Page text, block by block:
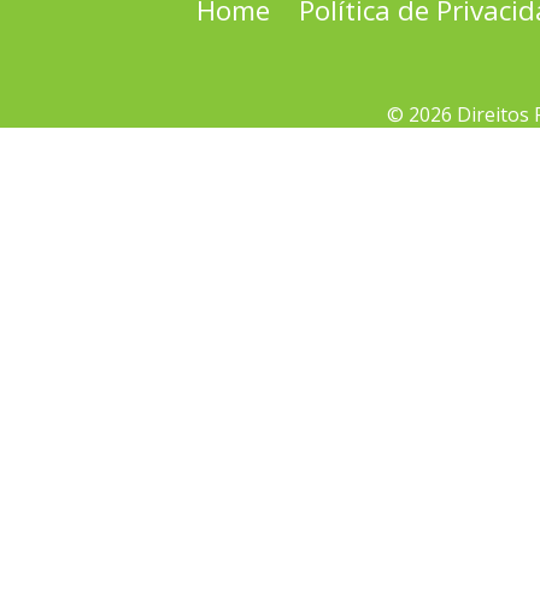
Home Política de
© 2026 Direitos